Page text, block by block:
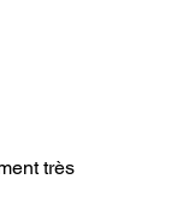
très